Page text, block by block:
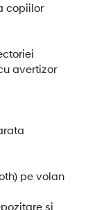
copiilor
avertizor
pe volan
si